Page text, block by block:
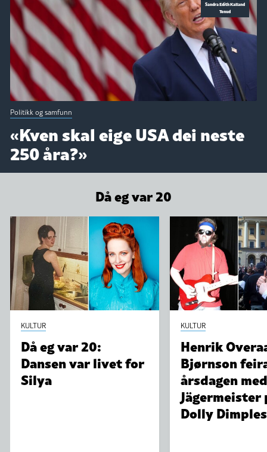
Sandra Edith Kalland
Tenud
Politikk og samfunn
«Kven skal eige USA dei neste
250 åra?»
Då eg var 20
KULTUR
Då eg var 20:
Dansen var livet for
Silya
KULTUR
Henrik
Bjørnson
årsdagen med
Jägermeister
Dolly Dimples